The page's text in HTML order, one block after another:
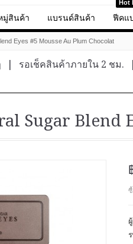
มู่สินค้า แบรนด์สินค้า
Hot
ฟีคแ
Eyes #5 Mousse Au Plum Chocolat
รอเช็คสินค้าภายใน 2 ชม.
Sugar Blend